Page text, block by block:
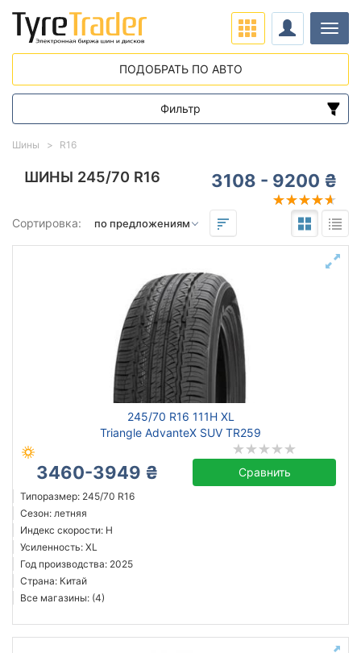
ШИНЫ 245/70 R16 3108 - 9200 ₴
Сортировка:
245/70 R16 111H XL
Triangle AdvanteX SUV TR259
3460-3949 ₴ Сравнить
Типоразмер: 245/70 R16
Сезон: летняя
Индекс скорости: H
Усиленность: XL
Год производства: 2025
Страна: Китай
Все магазины: (4)
Шины R16
ПОДОБРАТЬ ПО АВТО
Фильтр
Диапазон цен
от
Подбор по параметрам
245
Triangle
Hankook
Sailun
Goodyear
Bridgestone
Aoteli
Все бренды